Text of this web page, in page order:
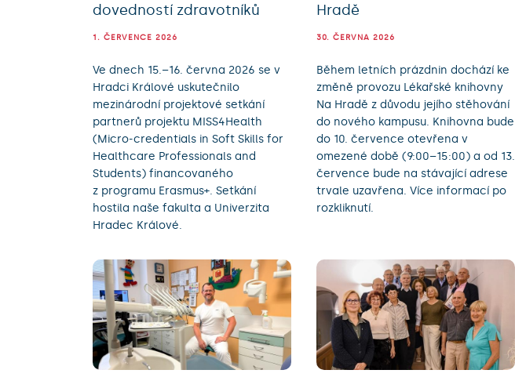
dovedností zdravotníků
1. ČERVENCE 2026
Ve dnech 15.–16. června 2026 se v
Hradci Králové uskutečnilo
mezinárodní projektové setkání
partnerů projektu MISS4Health
(Micro-credentials in Soft Skills for
Healthcare Professionals and
Students) financovaného
z programu Erasmus+. Setkání
hostila naše fakulta a Univerzita
Hradec Králové.
Hradě
30. ČERVNA 2026
Během letních prázdnin dochází ke
změně provozu Lékařské knihovny
Na Hradě z důvodu jejího stěhování
do nového kampusu. Knihovna bude
do 10. července otevřena v
omezené době (9:00–15:00) a od 13.
července bude na stávající adrese
trvale uzavřena. Více informací po
rozkliknutí.